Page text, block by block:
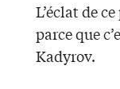
L’éclat de
parce que
Kadyrov.